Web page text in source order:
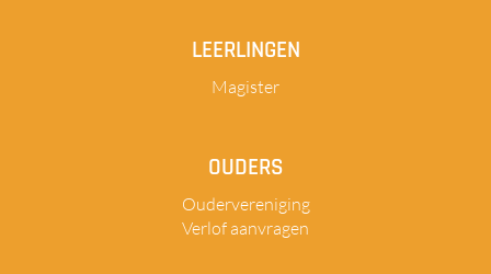
LEERLINGEN
Magister
OUDERS
Oudervereniging
Verlof aanvragen